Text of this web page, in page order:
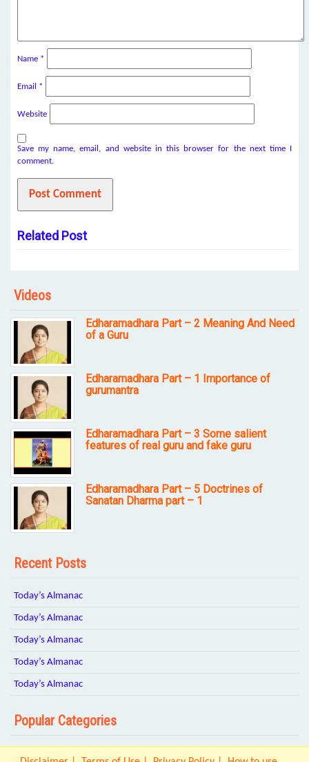
Name *
Email *
Website
Save my name, email, and website in this browser for the next time I
comment.
Related Post
Videos
Edharamadhara Part – 2 Meaning And Need
of a Guru
Edharamadhara Part – 1 Importance of
gurumantra
Edharamadhara Part – 3 Some salient
features of real guru and fake guru
Edharamadhara Part – 5 Doctrines of
Sanatan Dharma part – 1
Recent Posts
Today’s Almanac
Today’s Almanac
Today’s Almanac
Today’s Almanac
Today’s Almanac
Popular Categories